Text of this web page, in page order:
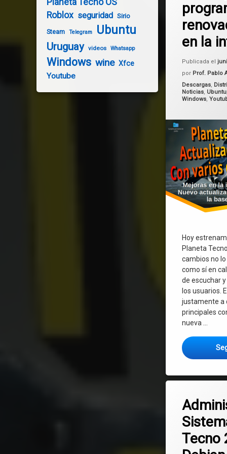
en la
Publicada el
por Prof. Pablo
Categorías:
Descargas,
Noticias, Ubuntu
Windows,
Hoy
Planeta
cambios no
como sí en
de escuchar
los usuarios.
justamente a
principales
nueva …
lutris
Mate
Sistema Operativo
Windows
Tecno
Debian
Planeta Tecno OS
Roblox seguridad Sirio
Steam Telegram Ubuntu
Uruguay videos Whatsapp
Windows wine Xfce
Youtube